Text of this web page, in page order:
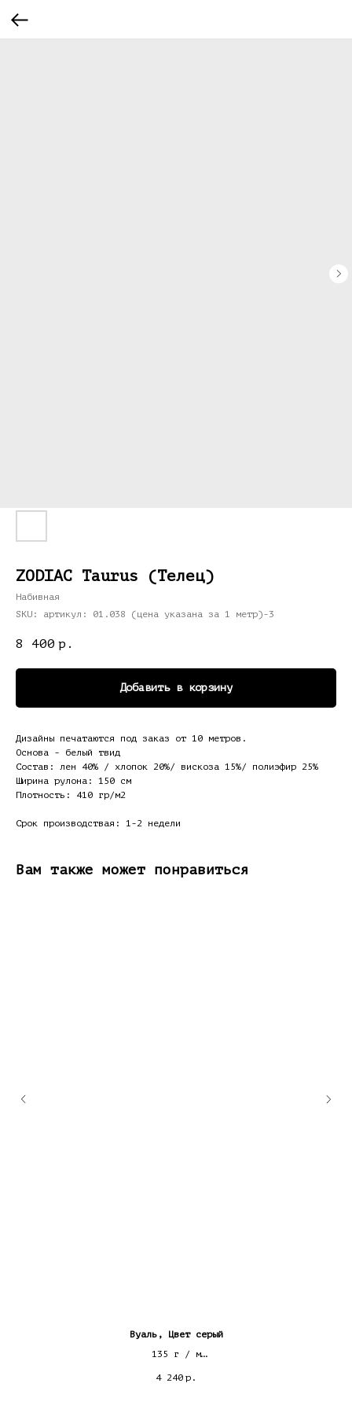
ZODIAC Taurus (Телец)
Набивная
SKU: артикул: 01.038 (цена указана за 1 метр)-3
8 400 р.
Добавить в корзину
Дизайны печатаются под заказ от 10 метров.
Основа - белый твид
Состав: лен 40% / хлопок 20%/ вискоза 15%/ полиэфир 25%
Ширина рулона: 150 см
Плотность: 410 гр/м2
Срок производствая: 1-2 недели
Вам также может понравиться
Вуаль, Цвет серый
135 г / м
4 240 р.